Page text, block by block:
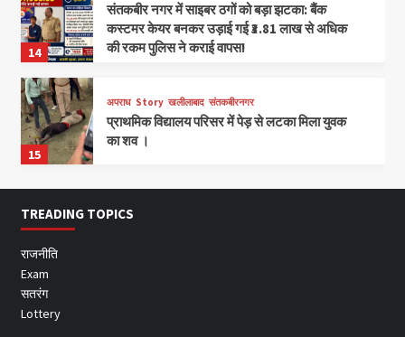
14
संतकबीर नगर में साइबर ठगों को बड़ा झटका: बैंक
कस्टमर केयर बनकर उड़ाई गई ₹3.81 लाख से अधिक
की रकम पुलिस ने कराई वापस!
15
अपराध Story खलीलाबाद संतकबीरनगर
प्राथमिक विद्यालय परिसर में पेड़ से लटका मिला युवक
का शव ।
TREADING TOPICS
राजनीति
Exam
सतरंग
Lottery